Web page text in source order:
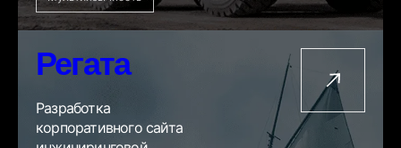
Регата
Разработка
корпоративного сайта